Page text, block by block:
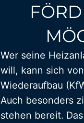
Wer seine
will, kann sich
Wiederaufbau
Auch besonders
stehen bereit.